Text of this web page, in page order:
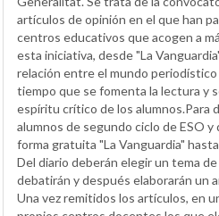
artículos de opinión en el que han
centros educativos que acogen a
esta iniciativa, desde "La
relación entre el mundo
tiempo que se fomenta la lectura y
espíritu crítico de los alumnos.Para
alumnos de segundo ciclo de ESO
forma gratuita "La Vanguardia"
Del diario deberán elegir un tema
debatirán y después elaborarán un
Una vez remitidos los artículos, en